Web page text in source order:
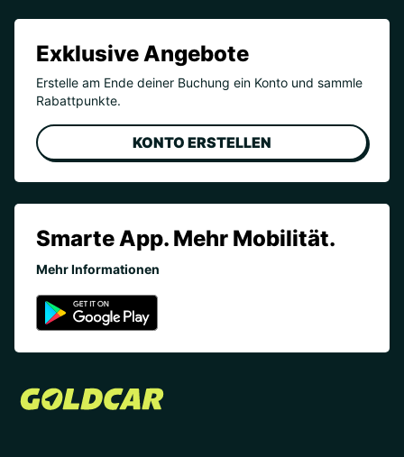
Exklusive Angebote
Erstelle am Ende deiner Buchung ein Konto und sammle
Rabattpunkte.
KONTO ERSTELLEN
Smarte App. Mehr Mobilität.
Mehr Informationen